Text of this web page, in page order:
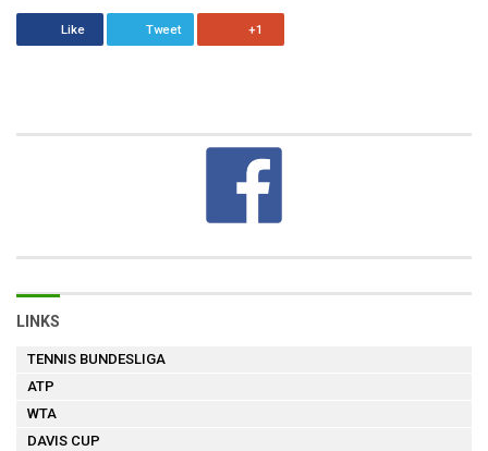
Like Tweet +1
LINKS
TENNIS BUNDESLIGA
ATP
WTA
DAVIS CUP